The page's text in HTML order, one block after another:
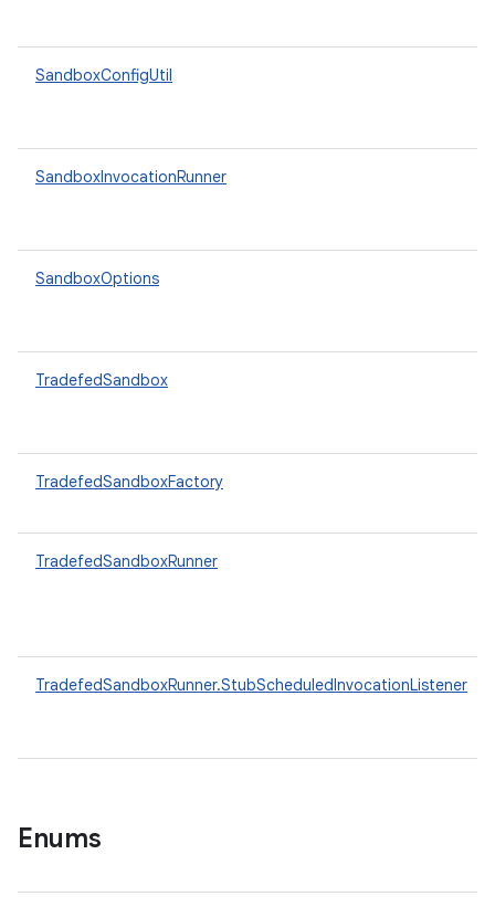
SandboxConfigUtil
SandboxInvocationRunner
SandboxOptions
TradefedSandbox
TradefedSandboxFactory
TradefedSandboxRunner
TradefedSandboxRunner.StubScheduledInvocationListener
Enums